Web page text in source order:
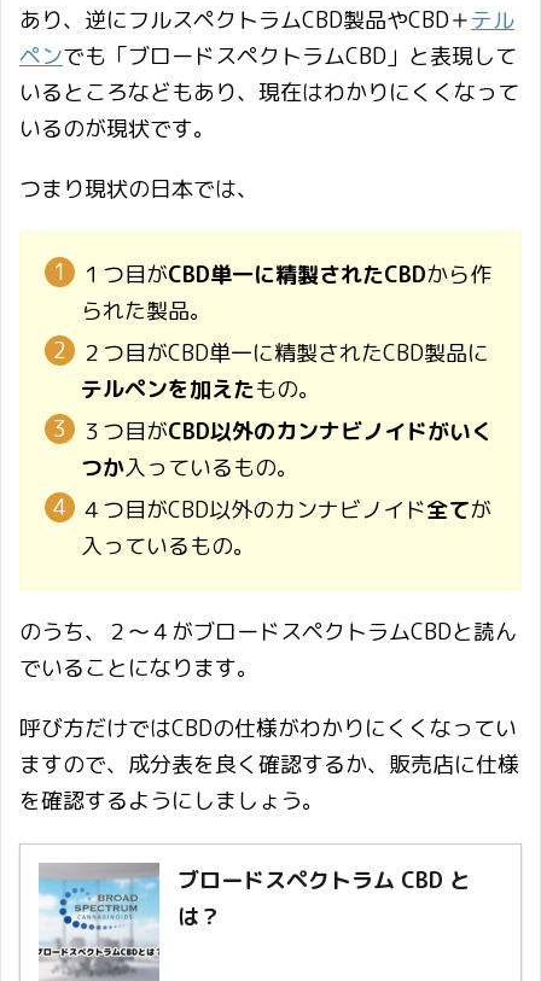
あり、逆にフルスペクトラムCBD製品やCBD＋テル
ペンでも「ブロードスペクトラムCBD」と表現して
いるところなどもあり、現在はわかりにくくなって
いるのが現状です。
つまり現状の日本では、
１つ目がCBD単一に精製されたCBDから作
られた製品。
２つ目がCBD単一に精製されたCBD製品に
テルペンを加えたもの。
３つ目がCBD以外のカンナビノイドがいく
つか入っているもの。
４つ目がCBD以外のカンナビノイド全てが
入っているもの。
のうち、２～４がブロードスペクトラムCBDと読ん
でいることになります。
呼び方だけではCBDの仕様がわかりにくくなってい
ますので、成分表を良く確認するか、販売店に仕様
を確認するようにしましょう。
ブロードスペクトラム CBD と
は？